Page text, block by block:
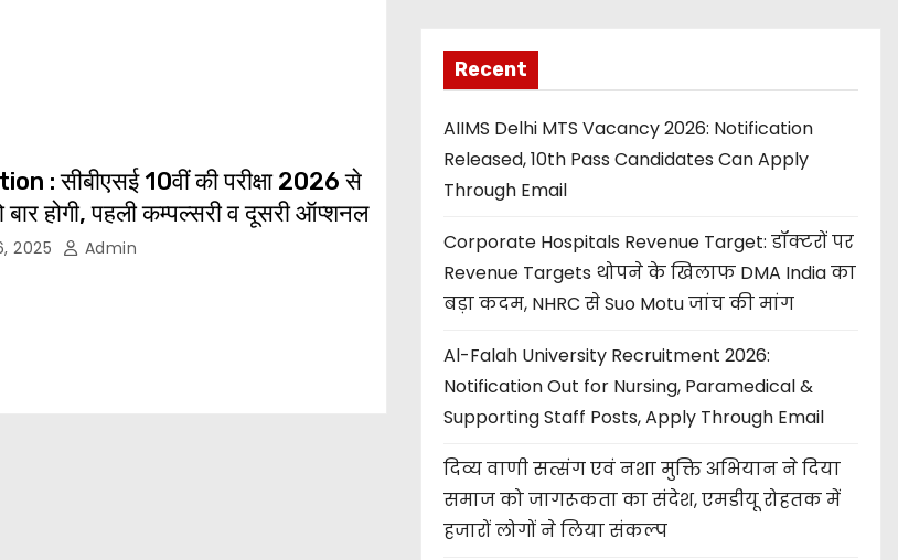
: सीबीएसई 10वीं की परीक्षा 2026 से
बार होगी, पहली कम्‍पल्‍सरी व दूसरी ऑप्शनल
2025 Admin
Recent
AIIMS Delhi MTS Vacancy 2026: Notification
Released, 10th Pass Candidates Can Apply
Through Email
Corporate Hospitals Revenue Target: डॉक्टरों पर
Revenue Targets थोपने के खिलाफ DMA India का
बड़ा कदम, NHRC से Suo Motu जांच की मांग
Al-Falah University Recruitment 2026:
Notification Out for Nursing, Paramedical &
Supporting Staff Posts, Apply Through Email
दिव्य वाणी सत्संग एवं नशा मुक्ति अभियान ने दिया
समाज को जागरूकता का संदेश, एमडीयू रोहतक में
हजारों लोगों ने लिया संकल्प